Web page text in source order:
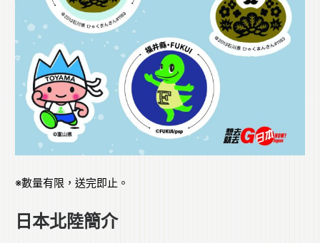
※數量有限，送完即止。
日本北陸簡介